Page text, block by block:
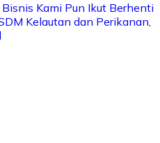
Kami Pun Ikut Berhenti
Kelautan dan Perikanan,